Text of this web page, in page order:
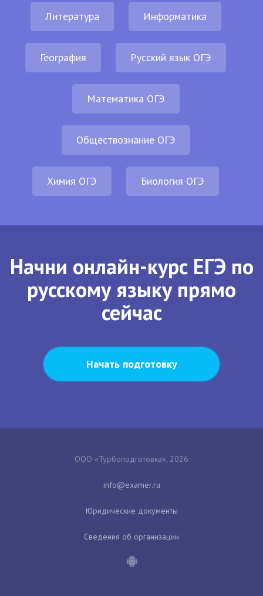
Литература Информатика
География Русский язык ОГЭ
Математика ОГЭ
Обществознание ОГЭ
Химия ОГЭ Биология ОГЭ
Начни онлайн-курс ЕГЭ по
русскому языку прямо
сейчас
Начать подготовку
ООО «Турбоподготовка», 2026
Юридические документы
Сведения об организации